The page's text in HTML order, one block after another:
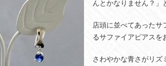
んとかなりません？」
店頭に並べてあったサ
るサファイアピアスを
さわやかな青さがリズ